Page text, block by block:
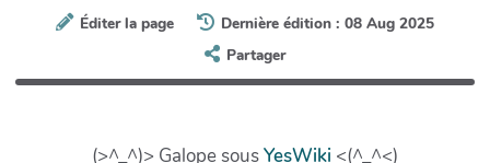
Éditer la page
Dernière édition : 08 Aug 2025
Partager
(>^_^)> Galope sousYesWiki <(^_^<)